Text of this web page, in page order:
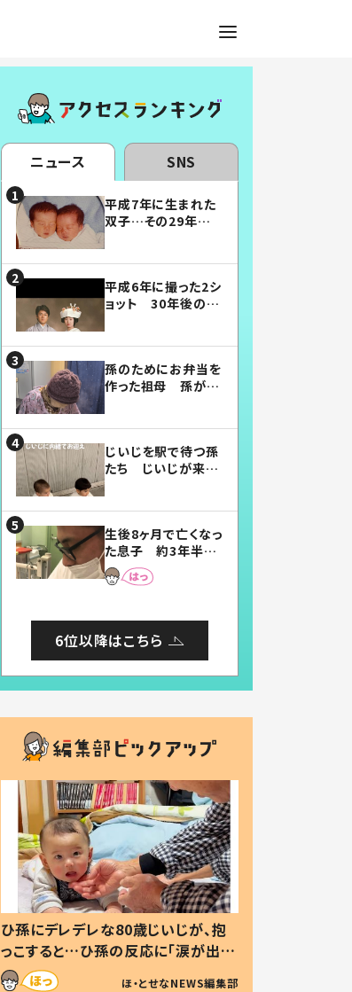
ニュース SNS
平成7年に生まれた
双子…その29年後
平成6年に撮った2シ
ョット 30年後の姿
孫のためにお弁当を
作った祖母 孫が絶
じいじを駅で待つ孫
たち じいじが来た
まらない」「幸せにな
れる」
生後8ヶ月で亡くなっ
た息子 約3年半
後、当時の妻の日記
に書いてあった本音
6位以降はこちら
ひ孫にデレデレな80歳じいじが、抱
っこすると…ひ孫の反応に「涙が出ま
した」「可愛くて仕方ない」
ほ・とせなNEWS編集部